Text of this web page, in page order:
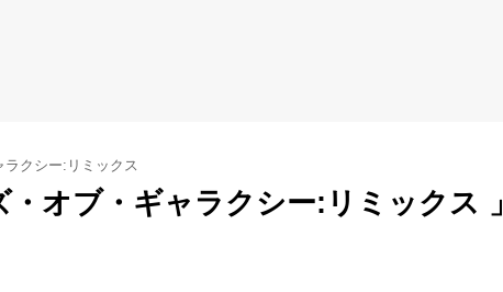
ラクシー:リミックス
・オブ・ギャラクシー:リミックス 」